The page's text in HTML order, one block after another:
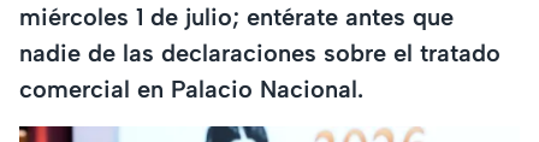
miércoles 1 de julio; entérate antes que
nadie de las declaraciones sobre el tratado
comercial en Palacio Nacional.